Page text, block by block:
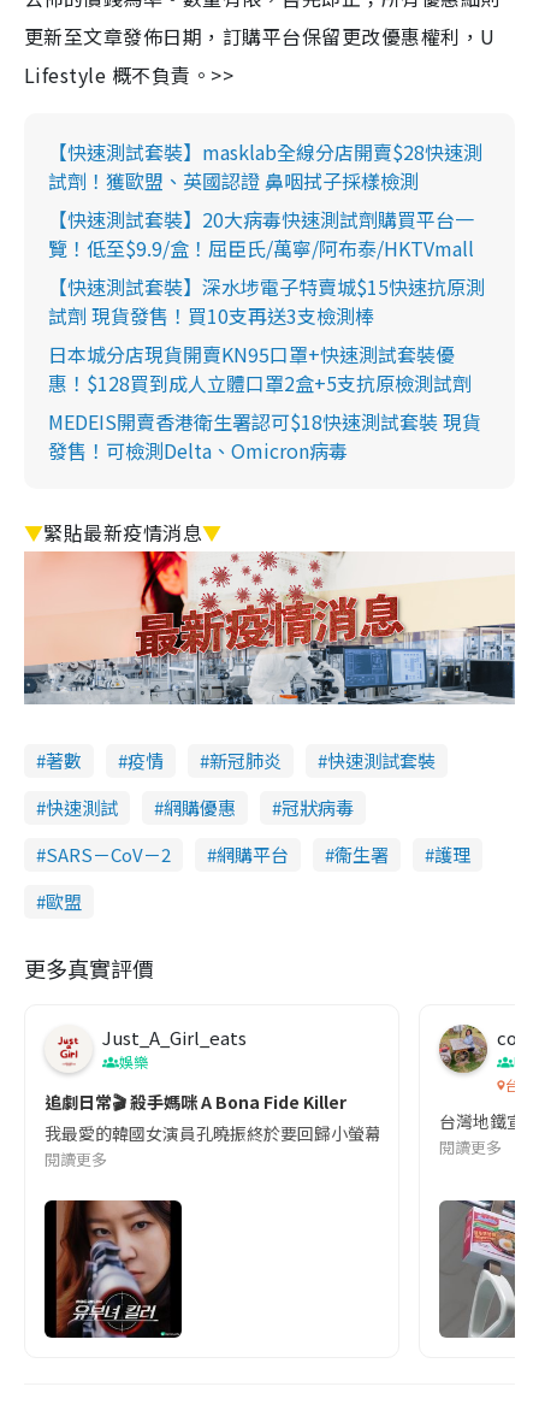
更新至文章發佈日期，訂購平台保留更改優惠權利，U
Lifestyle 概不負責。>>
【快速測試套裝】masklab全線分店開賣$28快速測
試劑！獲歐盟、英國認證 鼻咽拭子採樣檢測
【快速測試套裝】20大病毒快速測試劑購買平台一
覽！低至$9.9/盒！屈臣氏/萬寧/阿布泰/HKTVmall
【快速測試套裝】深水埗電子特賣城$15快速抗原測
試劑 現貨發售！買10支再送3支檢測棒
日本城分店現貨開賣KN95口罩+快速測試套裝優
惠！$128買到成人立體口罩2盒+5支抗原檢測試劑
MEDEIS開賣香港衛生署認可$18快速測試套裝 現貨
發售！可檢測Delta、Omicron病毒
▼緊貼最新疫情消息▼
著數 疫情 新冠肺炎
快速測試套裝
快速測試
網購優惠
冠狀病毒
SARS－CoV－2
網購平台 衞生署
護理
歐盟
更多真實評價
Just_A_Girl_eats
娛樂
追劇日常🎬 殺手媽咪 A Bona Fide Killer
我最愛的韓國女演員孔曉振終於要回歸小螢幕啦!這次的劇本改編
閱讀更多
co
吹
台灣
台灣地鐵宣
閱讀更多